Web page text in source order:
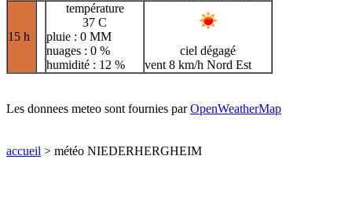
15 h
température
37 C
pluie : 0 MM
nuages : 0 %
humidité : 12 %
ciel dégagé
vent 8 km/h Nord Est
Les donnees meteo sont fournies parOpenWeatherMap
accueil > météo NIEDERHERGHEIM